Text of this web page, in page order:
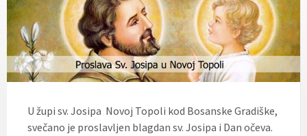
U župi sv. Josipa Novoj Topoli kod Bosanske Gradiške,
svečano je proslavljen blagdan sv. Josipa i Dan očeva.